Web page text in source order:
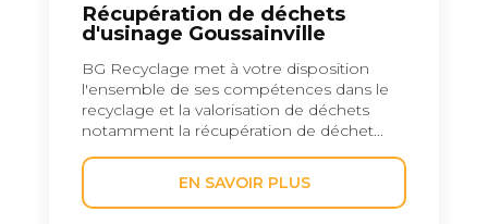
Récupération de déchets
d'usinage Goussainville
BG Recyclage met à votre disposition
l'ensemble de ses compétences dans le
recyclage et la valorisation de déchets
notamment la récupération de déchet...
EN SAVOIR PLUS